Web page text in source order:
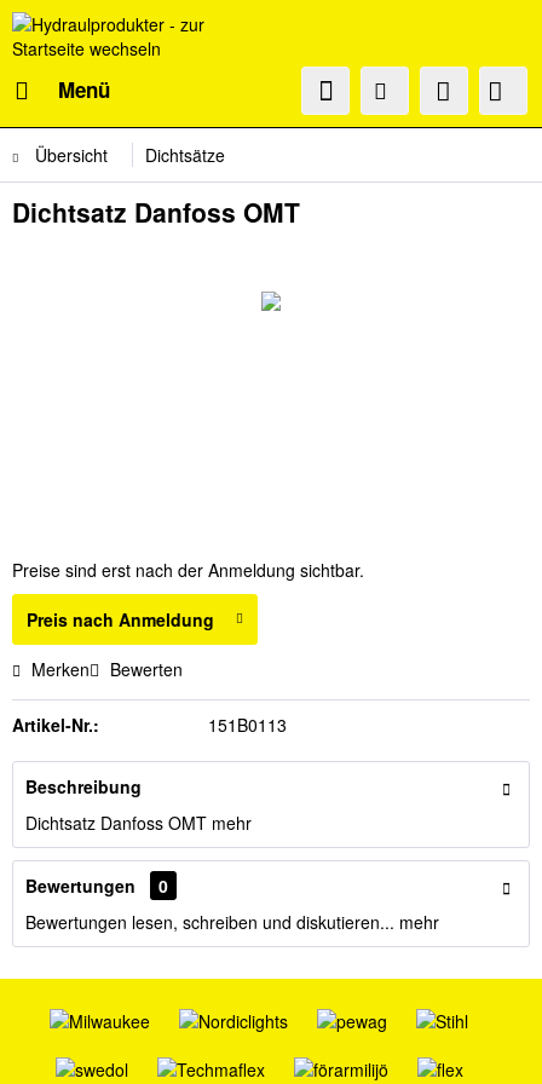
Menü
Übersicht Dichtsätze
Dichtsatz Danfoss OMT
Preise sind erst nach der Anmeldung sichtbar.
Preis nach Anmeldung
Merken Bewerten
Artikel-Nr.: 151B0113
Beschreibung
Dichtsatz Danfoss OMT mehr
Bewertungen
0
Bewertungen lesen, schreiben und diskutieren... mehr